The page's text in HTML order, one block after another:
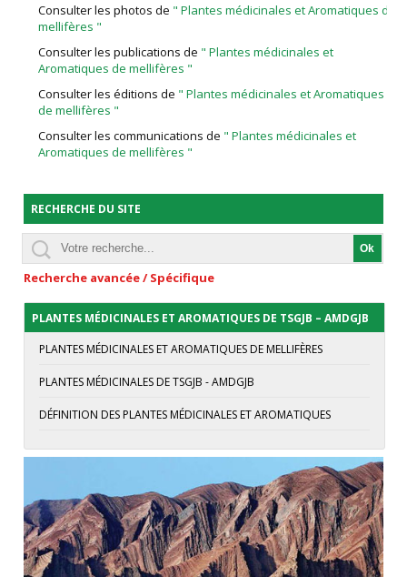
Consulter les photos de " Plantes médicinales et Aromatiques de
mellifères "
Consulter les publications de " Plantes médicinales et
Aromatiques de mellifères "
Consulter les éditions de " Plantes médicinales et Aromatiques
de mellifères "
Consulter les communications de " Plantes médicinales et
Aromatiques de mellifères "
RECHERCHE DU SITE
Recherche avancée / Spécifique
PLANTES MÉDICINALES ET AROMATIQUES DE TSGJB – AMDGJB
PLANTES MÉDICINALES ET AROMATIQUES DE MELLIFÈRES
PLANTES MÉDICINALES DE TSGJB - AMDGJB
DÉFINITION DES PLANTES MÉDICINALES ET AROMATIQUES